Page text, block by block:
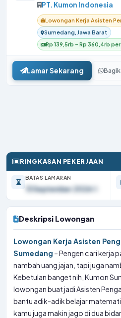
PT. Kumon Indonesia
Lowongan Kerja Asisten
Sumedang, Jawa Barat
Rp 139,5rb – Rp 360,4rb
Lamar Sekarang
RINGKASAN PEKERJAAN
BATAS LAMARAN
13 September 2026
Deskripsi Lowongan
Lowongan Kerja Asisten
Sumedang – Pengen cari kerja
nambah uang jajan, tapi juga
Kebetulan banget nih, Kumon
lowongan buat jadi Asisten
bantu adik-adik belajar
kamu juga makin jago di dua